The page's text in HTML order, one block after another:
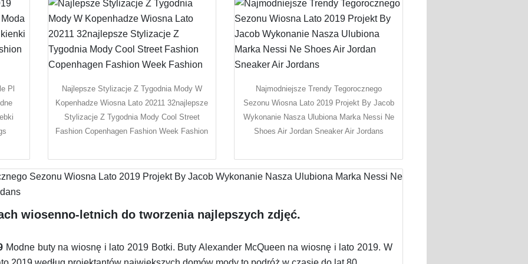
Pl
Najlepsze Stylizacje Z Tygodnia Mody W
Kopenhadze Wiosna Lato 20211 32najlepsze
Stylizacje Z Tygodnia Mody Cool Street
Fashion Copenhagen Fashion Week Fashion
Najmodniejsze Trendy Tegorocznego
Sezonu Wiosna Lato 2019 Projekt By Jacob
Wykonanie Nasza Ulubiona Marka Nessi Ne
Shoes Air Jordan Sneaker Air Jordans
wiosenno-letnich do tworzenia najlepszych zdjęć.
Modne buty na wiosnę i lato 2019 Botki. Buty Alexander McQueen na wiosnę i lato 2019. W